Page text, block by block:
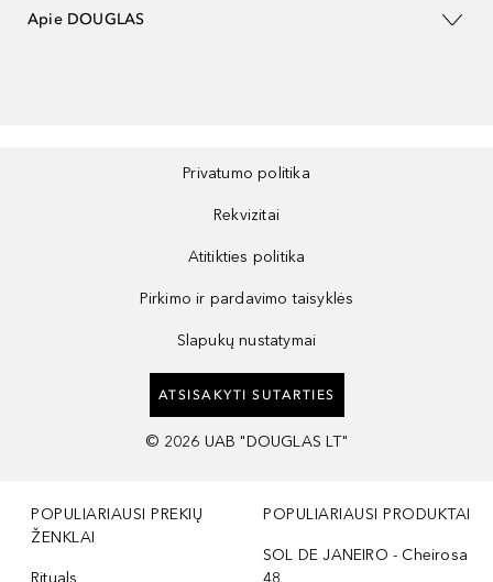
Apie DOUGLAS
Privatumo politika
Rekvizitai
Atitikties politika
Pirkimo ir pardavimo taisyklės
Slapukų nustatymai
ATSISAKYTI SUTARTIES
© 2026 UAB "DOUGLAS LT"
POPULIARIAUSI PREKIŲ
ŽENKLAI
Rituals
POPULIARIAUSI PRODUKTAI
SOL DE JANEIRO - Cheirosa
48